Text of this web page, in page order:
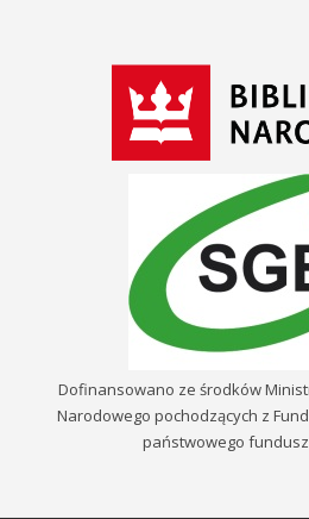
Dofinansowano ze środków
Narodowego pochodzących z
państwowego